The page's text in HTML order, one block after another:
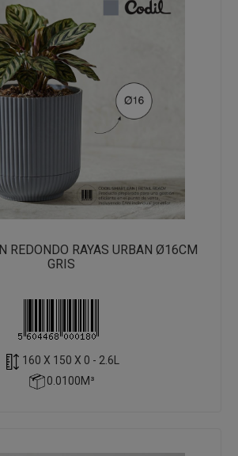
REDONDO RAYAS URBAN Ø16CM
GRIS
160 X 150 X 0 - 2.6L
0.0100M³